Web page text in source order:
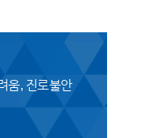
움, 진로불안